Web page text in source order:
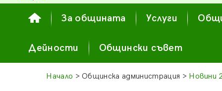
За общината Услуги
Дейности Общински съвет
Начало > Общинска администрация > Новини